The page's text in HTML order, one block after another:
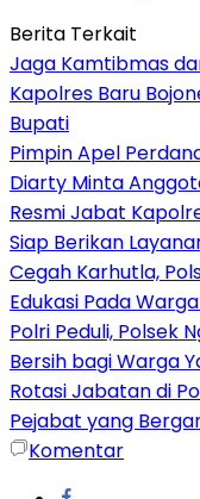
Berita Terkait
Jaga Kamtibmas
Kapolres Baru
Bupati
Pimpin Apel
Diarty Minta
Resmi Jabat
Siap Berikan
Cegah Karhutla,
Edukasi Pada
Polri Peduli, Polsek
Bersih bagi Warga
Rotasi Jabatan di
Pejabat yang
Komentar